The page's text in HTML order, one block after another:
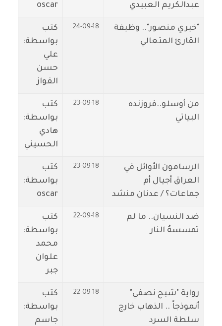
عبدالكريم العبيدي
oscar
"خيري منصور".. وظيفة
القارئ المتعالي
24-09-18
كتب
بواسطة:
علي
حسن
الفواز
من أوسلو..فروزنده
البياتي
23-09-18
كتب
بواسطة:
هادي
الحسيني
الرسامون الأوائل في
العراق أجيال أم
جماعات؟ / عدنان منشد
23-09-18
كتب
بواسطة:
oscar
ضد النسيان.. ما لم
تمسسهُ النار
22-09-18
كتب
بواسطة:
محمد
علوان
جبر
رواية "شبح نصفي"
أنموذجاً .. الذهاب خارج
سلطة السرد
22-09-18
كتب
بواسطة:
جاسم